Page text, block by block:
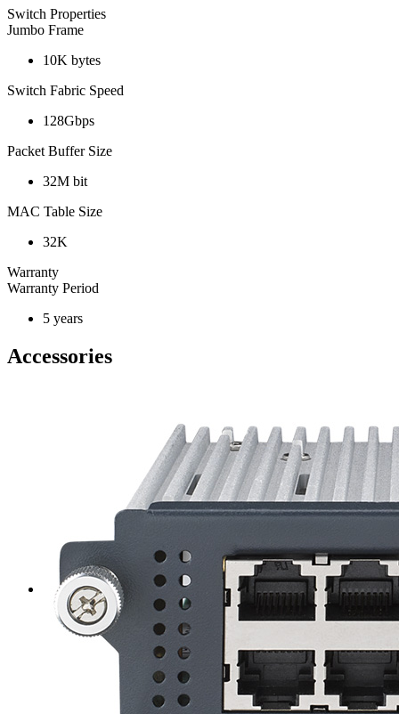
Switch Properties
Jumbo Frame
10K bytes
Switch Fabric Speed
128Gbps
Packet Buffer Size
32M bit
MAC Table Size
32K
Warranty
Warranty Period
5 years
Accessories